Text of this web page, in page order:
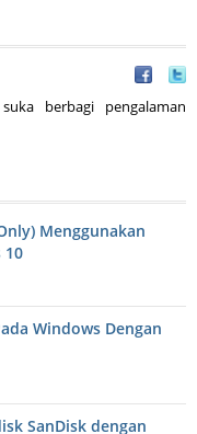
berbagi pengalaman
Menggunakan
10
Windows Dengan
SanDisk dengan